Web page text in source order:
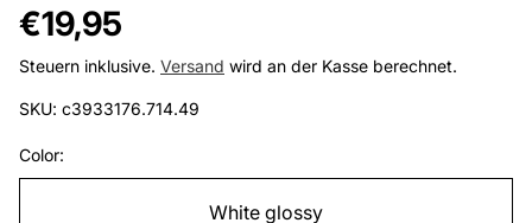
Regulärer
Preis
€19,95
Steuern inklusive. Versand wird an der Kasse berechnet.
SKU: c3933176.714.49
Color:
White glossy